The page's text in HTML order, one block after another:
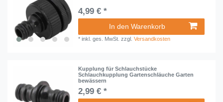
4,99 € *
In den Warenkorb
*inkl. ges. MwSt. zzgl.Versandkosten
Kupplung für Schlauchstücke
Schlauchkupplung Gartenschläuche Garten
bewässern
2,99 € *